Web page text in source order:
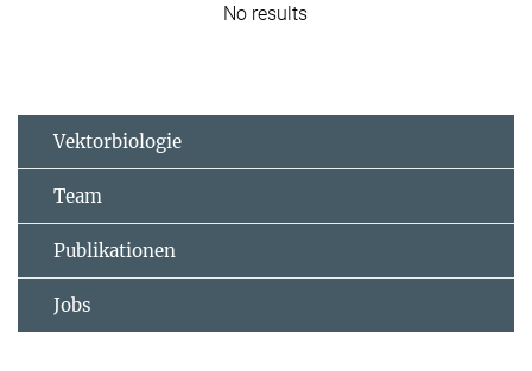
No results
Vektorbiologie
Team
Publikationen
Jobs